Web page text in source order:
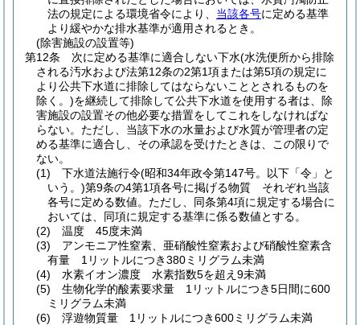
法の規定による環境省令により、 当該各号に定める基準
より緩やかな排水基準が適用されるとき。
(除害施設の設置等)
第12条
次に定める基準に適合しない下水(水洗便所から排除
される汚水および法第12条の2第1項または第5項の規定に
より公共下水道に排除してはならないこととされるものを
除く。)を継続して排除して公共下水道を使用する者は、除
害施設の設置その他必要な措置をしてこれをしなければな
らない。 ただし、当該下水の水量および水質が管理者の定
める基準に適合し、その承認を受けたときは、この限りで
ない。
(1)
下水道法施行令(昭和34年政令第147号。以下「令」と
いう。)第9条の4第1項各号に掲げる物質 それぞれ当該
各号に定める数値。 ただし、同条第4項に規定する場合に
おいては、同項に規定する基準に係る数値とする。
(2)
温度 45度未満
(3)
アンモニア性窒素、亜硝酸性窒素および硝酸性窒素含
有量 1リットルにつき380ミリグラム未満
(4)
水素イオン濃度 水素指数5を超え9未満
(5)
生物化学的酸素要求量 1リットルにつき5日間に600
ミリグラム未満
(6)
浮遊物質量 1リットルにつき600ミリグラム未満